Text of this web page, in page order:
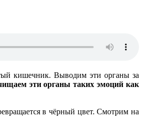
кишечник. Выводим эти органы за
эти органы таких эмоций как
в чёрный цвет. Смотрим на